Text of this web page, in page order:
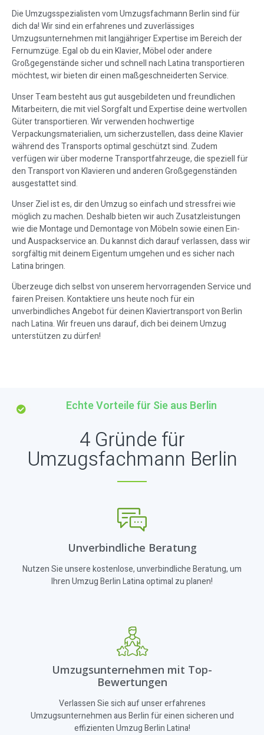
Die Umzugsspezialisten vom Umzugsfachmann Berlin sind für
dich da! Wir sind ein erfahrenes und zuverlässiges
Umzugsunternehmen mit langjähriger Expertise im Bereich der
Fernumzüge. Egal ob du ein Klavier, Möbel oder andere
Großgegenstände sicher und schnell nach Latina transportieren
möchtest, wir bieten dir einen maßgeschneiderten Service.
Unser Team besteht aus gut ausgebildeten und freundlichen
Mitarbeitern, die mit viel Sorgfalt und Expertise deine wertvollen
Güter transportieren. Wir verwenden hochwertige
Verpackungsmaterialien, um sicherzustellen, dass deine Klavier
während des Transports optimal geschützt sind. Zudem
verfügen wir über moderne Transportfahrzeuge, die speziell für
den Transport von Klavieren und anderen Großgegenständen
ausgestattet sind.
Unser Ziel ist es, dir den Umzug so einfach und stressfrei wie
möglich zu machen. Deshalb bieten wir auch Zusatzleistungen
wie die Montage und Demontage von Möbeln sowie einen Ein-
und Auspackservice an. Du kannst dich darauf verlassen, dass wir
sorgfältig mit deinem Eigentum umgehen und es sicher nach
Latina bringen.
Überzeuge dich selbst von unserem hervorragenden Service und
fairen Preisen. Kontaktiere uns heute noch für ein
unverbindliches Angebot für deinen Klaviertransport von Berlin
nach Latina. Wir freuen uns darauf, dich bei deinem Umzug
unterstützen zu dürfen!
Echte Vorteile für Sie aus Berlin
4 Gründe für
Umzugsfachmann Berlin
Unverbindliche Beratung
Nutzen Sie unsere kostenlose, unverbindliche Beratung, um
Ihren Umzug Berlin Latina optimal zu planen!
Umzugsunternehmen mit Top-
Bewertungen
Verlassen Sie sich auf unser erfahrenes
Umzugsunternehmen aus Berlin für einen sicheren und
effizienten Umzug Berlin Latina!